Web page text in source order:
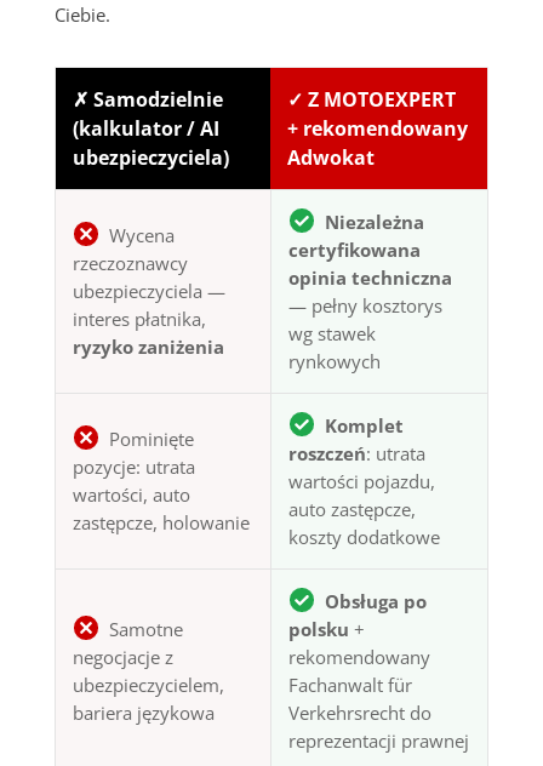
Ciebie.
✗ Samodzielnie
(kalkulator / AI
ubezpieczyciela)
✓ Z MOTOEXPERT
+ rekomendowany
Adwokat
Wycena
rzeczoznawcy
ubezpieczyciela —
interes płatnika,
ryzyko zaniżenia
Niezależna
certyfikowana
opinia techniczna
— pełny kosztorys
wg stawek
rynkowych
Pominięte
pozycje: utrata
wartości, auto
zastępcze, holowanie
Komplet
roszczeń: utrata
wartości pojazdu,
auto zastępcze,
koszty dodatkowe
Samotne
negocjacje z
ubezpieczycielem,
bariera językowa
Obsługa po
polsku +
rekomendowany
Fachanwalt für
Verkehrsrecht do
reprezentacji prawnej